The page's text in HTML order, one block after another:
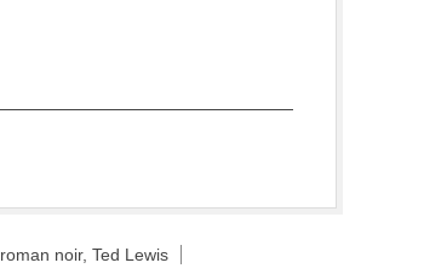
roman noir, Ted Lewis